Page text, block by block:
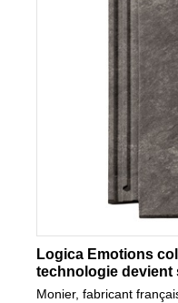
Logica Emotions
technologie
Monier, fabricant